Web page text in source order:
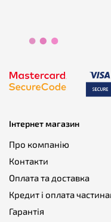
Інтернет магазин
Про компанію
Контакти
Оплата та доставка
Кредит і оплата
Гарантія